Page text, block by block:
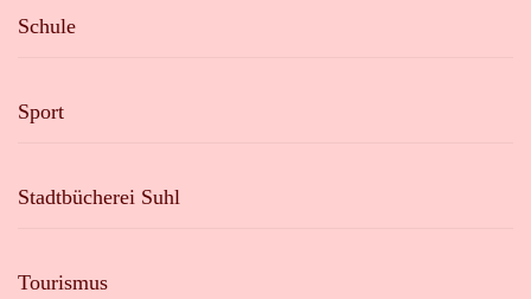
Schule
Sport
Stadtbücherei Suhl
Tourismus